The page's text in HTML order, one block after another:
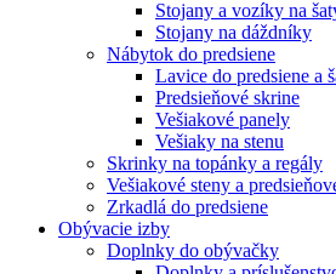
Stojany a vozíky na
Stojany na dáždníky
Nábytok do predsiene
Lavice do predsiene a
Predsieňové skrine
Vešiakové panely
Vešiaky na stenu
Skrinky na topánky a regály
Vešiakové steny a
Zrkadlá do predsiene
Obývacie izby
Doplnky do obývačky